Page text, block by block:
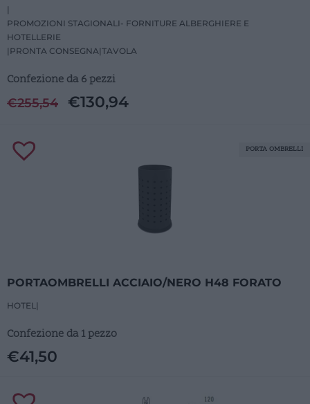
|
PROMOZIONI STAGIONALI- FORNITURE ALBERGHIERE E
HOTELLERIE
| PRONTA CONSEGNA|TAVOLA
Confezione da 6 pezzi
€255,54 €130,94
PORTAOMBRELLI ACCIAIO/NERO H48 FORATO
HOTEL |
Confezione da 1 pezzo
€41,50
PORTA OMBRELLI